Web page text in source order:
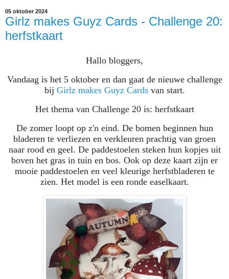
05 oktober 2024
Girlz makes Guyz Cards - Challenge 20:
herfstkaart
Hallo bloggers,
Vandaag is het 5 oktober en dan gaat de nieuwe challenge
bij Girlz makes Guyz Cardsvan start.
Het thema van Challenge 20 is: herfstkaart
De zomer loopt op z'n eind. De bomen beginnen hun
bladeren te verliezen en verkleuren prachtig van groen
naar rood en geel. De paddestoelen steken hun kopjes uit
boven het gras in tuin en bos. Ook op deze kaart zijn er
mooie paddestoelen en veel kleurige herfstbladeren te
zien. Het model is een ronde easelkaart.